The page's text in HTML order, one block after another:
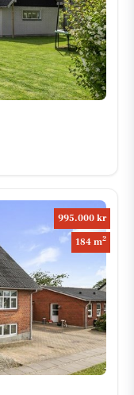
995.000 kr
184 m2